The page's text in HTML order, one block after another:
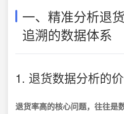
一、精准分析退
追溯的数据体系
1. 退货数据分析的
退货率高的核心问题，往往是